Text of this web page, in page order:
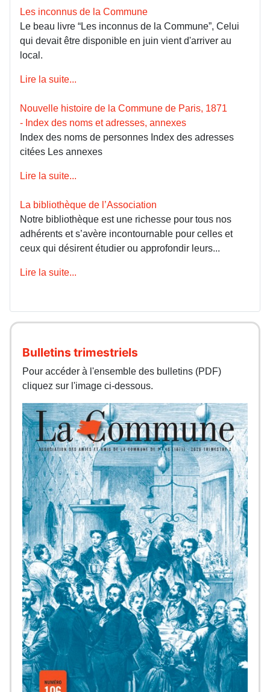
Les inconnus de la Commune
Le beau livre “Les inconnus de la Commune”, Celui
qui devait être disponible en juin vient d'arriver au
local.
Lire la suite...
Nouvelle histoire de la Commune de Paris, 1871
- Index des noms et adresses, annexes
Index des noms de personnes Index des adresses
citées Les annexes
Lire la suite...
La bibliothèque de l’Association
Notre bibliothèque est une richesse pour tous nos
adhérents et s’avère incontournable pour celles et
ceux qui désirent étudier ou approfondir leurs...
Lire la suite...
Bulletins trimestriels
Pour accéder à l'ensemble des bulletins (PDF)
cliquez sur l'image ci-dessous.